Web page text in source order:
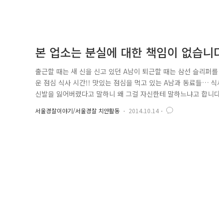
본 업소는 분실에 대한 책임이 없습니
출근할 때는 새 신을 신고 있던 A남이 퇴근할 때는 삼선 슬리퍼
운 점심 식사 시간!! 맛있는 점심을 먹고 있는 A남과 동료들…
신발을 잃어버렸다고 말하니 왜 그걸 자신한테 말하느냐고 합
지 말이야~" 혹시나 하는 마음에 식당에 있는 사람들이 모두 빠
피하는 바람에 어쩔 수 없이 식당에서 사용하는 슬리퍼를 신고
서울경찰이야기/서울경찰 치안활동 2014.10.14